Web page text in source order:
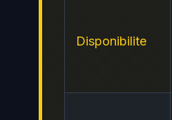
Disponibilite